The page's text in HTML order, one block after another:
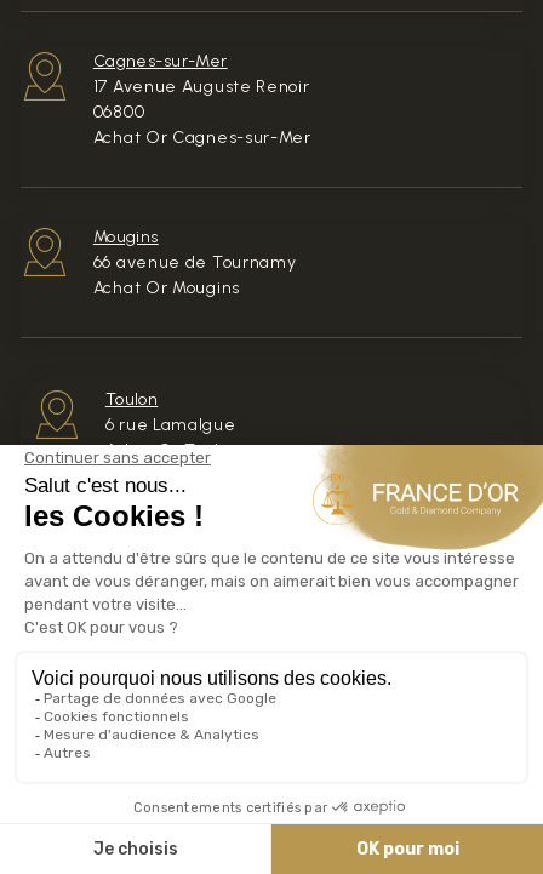
Cagnes-sur-Mer
17 Avenue Auguste Renoir
06800
Achat Or Cagnes-sur-Mer
Mougins
66 avenue de Tournamy
Achat Or Mougins
Toulon
6 rue Lamalgue
Achat Or Toulon
Taxe Métaux Précieux
Taxe sur les Plus Values
LINGOTS D’OR
20 FRANCS OR NAPOLÉON
(LOUIS OR)
10 FRANCS OR NAPOLÉON